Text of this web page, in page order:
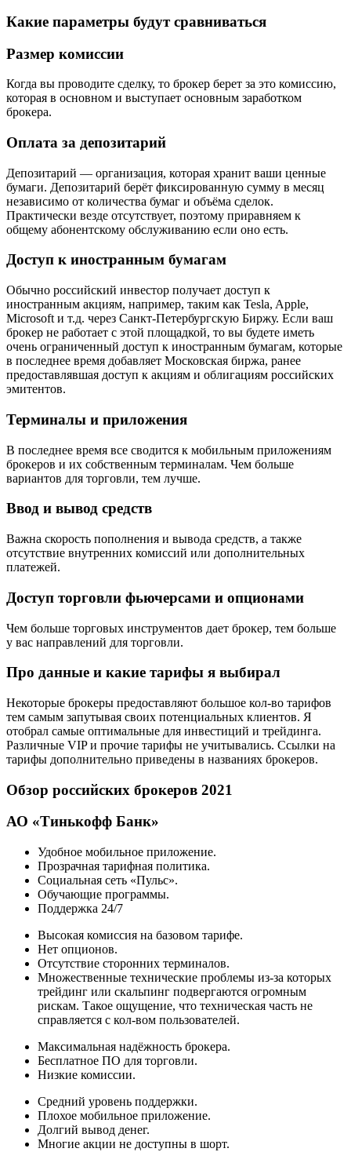
Какие параметры будут сравниваться
Размер комиссии
Когда вы проводите сделку, то брокер берет за это комиссию,
которая в основном и выступает основным заработком
брокера.
Оплата за депозитарий
Депозитарий — организация, которая хранит ваши ценные
бумаги. Депозитарий берёт фиксированную сумму в месяц
независимо от количества бумаг и объёма сделок.
Практически везде отсутствует, поэтому приравняем к
общему абонентскому обслуживанию если оно есть.
Доступ к иностранным бумагам
Обычно российский инвестор получает доступ к
иностранным акциям, например, таким как Tesla, Apple,
Microsoft и т.д. через Санкт-Петербургскую Биржу. Если ваш
брокер не работает с этой площадкой, то вы будете иметь
очень ограниченный доступ к иностранным бумагам, которые
в последнее время добавляет Московская биржа, ранее
предоставлявшая доступ к акциям и облигациям российских
эмитентов.
Терминалы и приложения
В последнее время все сводится к мобильным приложениям
брокеров и их собственным терминалам. Чем больше
вариантов для торговли, тем лучше.
Ввод и вывод средств
Важна скорость пополнения и вывода средств, а также
отсутствие внутренних комиссий или дополнительных
платежей.
Доступ торговли фьючерсами и опционами
Чем больше торговых инструментов дает брокер, тем больше
у вас направлений для торговли.
Про данные и какие тарифы я выбирал
Некоторые брокеры предоставляют большое кол-во тарифов
тем самым запутывая своих потенциальных клиентов. Я
отобрал самые оптимальные для инвестиций и трейдинга.
Различные VIP и прочие тарифы не учитывались. Ссылки на
тарифы дополнительно приведены в названиях брокеров.
Обзор российских брокеров 2021
АО «Тинькофф Банк»
Удобное мобильное приложение.
Прозрачная тарифная политика.
Социальная сеть «Пульс».
Обучающие программы.
Поддержка 24/7
Высокая комиссия на базовом тарифе.
Нет опционов.
Отсутствие сторонних терминалов.
Множественные технические проблемы из-за которых
трейдинг или скальпинг подвергаются огромным
рискам. Такое ощущение, что техническая часть не
справляется с кол-вом пользователей.
Максимальная надёжность брокера.
Бесплатное ПО для торговли.
Низкие комиссии.
Средний уровень поддержки.
Плохое мобильное приложение.
Долгий вывод денег.
Многие акции не доступны в шорт.